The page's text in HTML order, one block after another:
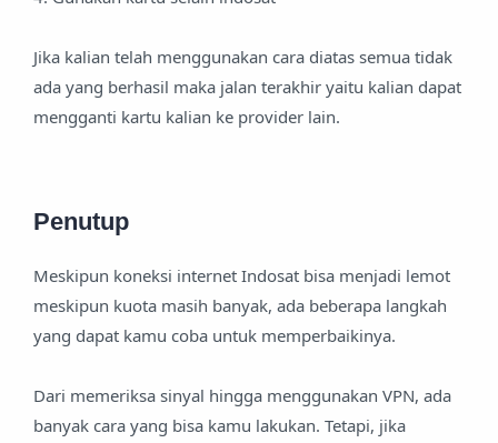
Jika kalian telah menggunakan cara diatas semua tidak
ada yang berhasil maka jalan terakhir yaitu kalian dapat
mengganti kartu kalian ke provider lain.
Penutup
Meskipun koneksi internet Indosat bisa menjadi lemot
meskipun kuota masih banyak, ada beberapa langkah
yang dapat kamu coba untuk memperbaikinya.
Dari memeriksa sinyal hingga menggunakan VPN, ada
banyak cara yang bisa kamu lakukan. Tetapi, jika